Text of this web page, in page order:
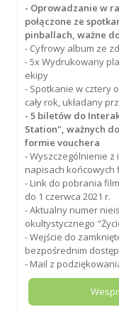
- Oprowadzanie w
połączone ze
pinballach, ważne
- Cyfrowy album ze
- 5x Wydrukowany
ekipy
- Spotkanie w cztery
cały rok, układany
- 5 biletów do
Station", ważnych
formie vouchera
- Wyszczególnienie
napisach końcowych
- Link do pobrania
do 1 czerwca 2021 r.
- Aktualny numer
okultystycznego
- Wejście do
bezpośrednim
- Mail z